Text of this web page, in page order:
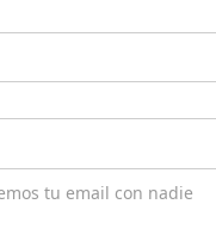
tu email con nadie